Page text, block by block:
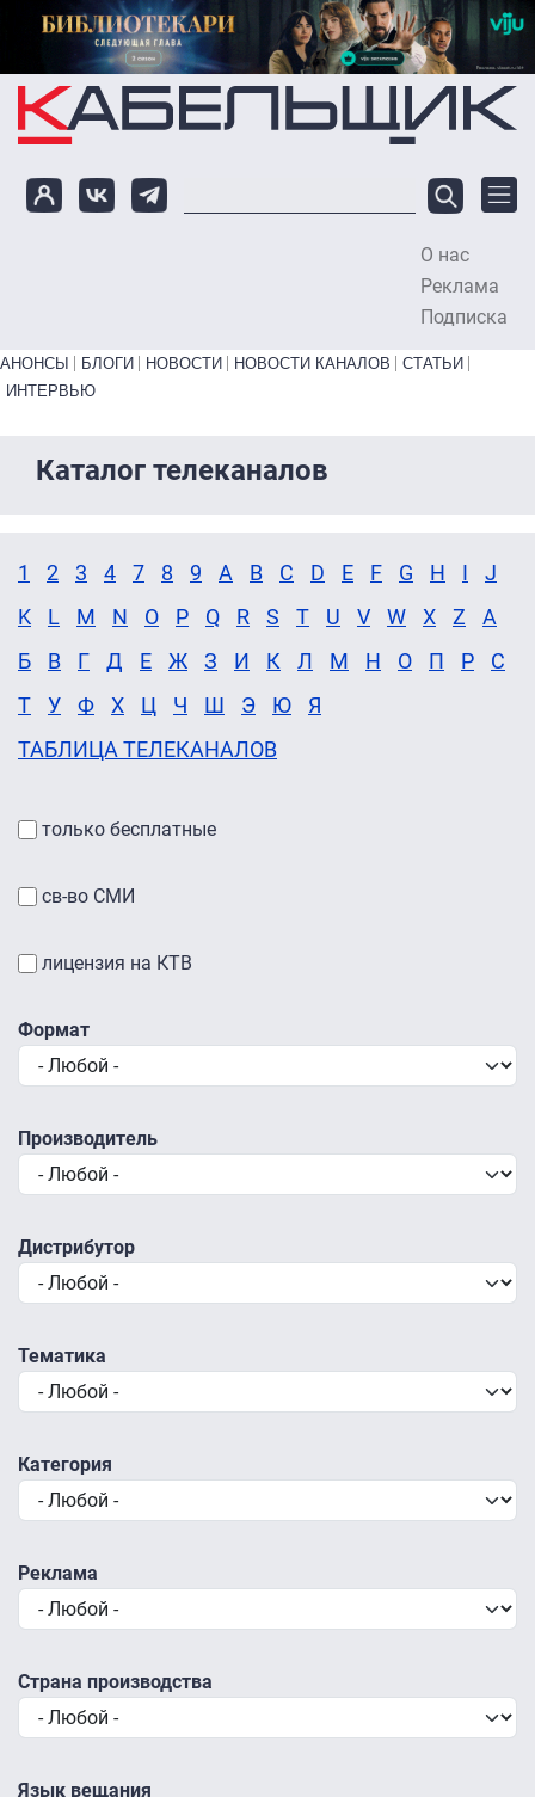
Перейти к основному содержанию
О нас
Реклама
Подписка
Primary links bottom
АНОНСЫ БЛОГИ НОВОСТИ НОВОСТИ КАНАЛОВ
СТАТЬИ
ИНТЕРВЬЮ
Каталог телеканалов
1 2 3 4 7 8 9 A B C D E F G H I
J
K
L M N O P Q R S T U V W X Z
А
Б
В Г Д Е Ж З И К Л М Н О П Р
С
Т
У Ф Х Ц Ч Ш Э Ю
Я
ТАБЛИЦА ТЕЛЕКАНАЛОВ
только бесплатные
св-во СМИ
лицензия на КТВ
Формат
Производитель
Дистрибутор
Тематика
Категория
Реклама
Страна производства
Язык вещания